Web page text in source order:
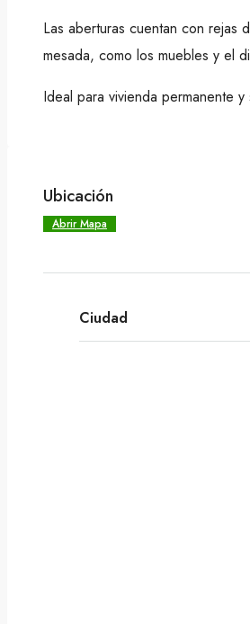
Las aberturas cuentan con rejas
mesada, como los muebles y el
Ideal para vivienda permanente
Ubicación
Abrir Mapa
Ciudad